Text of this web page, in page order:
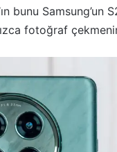
bunu Samsung’un
fotoğraf